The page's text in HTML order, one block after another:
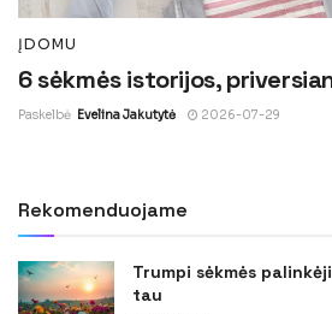
ĮDOMU
6 sėkmės istorijos,
Paskelbė Evelina Jakutytė 2026-07-29
Rekomenduojame
Trumpi sėkmės
tau